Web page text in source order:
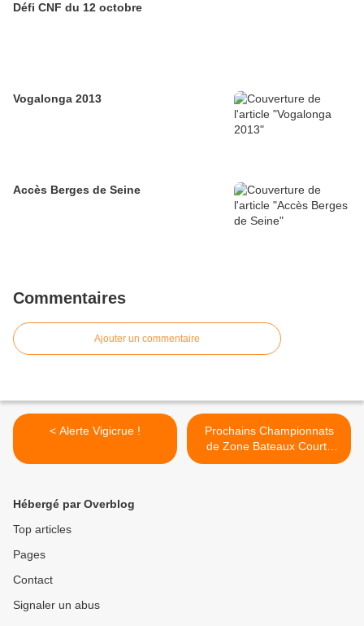
Défi CNF du 12 octobre
Vogalonga 2013
Accès Berges de Seine
Commentaires
Ajouter un commentaire
< Alerte Vigicrue !
Prochains Championnats
de Zone Bateaux Courts
Week-end 30/31 Mars >
Hébergé par Overblog
Top articles
Pages
Contact
Signaler un abus